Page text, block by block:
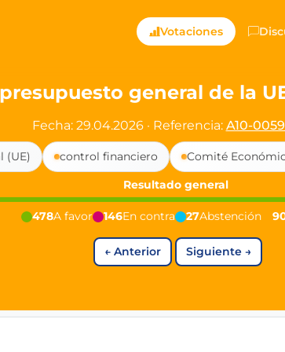
Directly
political party in Germany
since 2024
PdF co-founder
youngest mayor at 19 years old
democracy").
Votaciones
general de la
Fecha: 29.04.2026 · Referencia: A10-
(UE) control financiero Comité
Resultado general
478A favor 146En contra 27Abstención
← Anterior Siguiente→